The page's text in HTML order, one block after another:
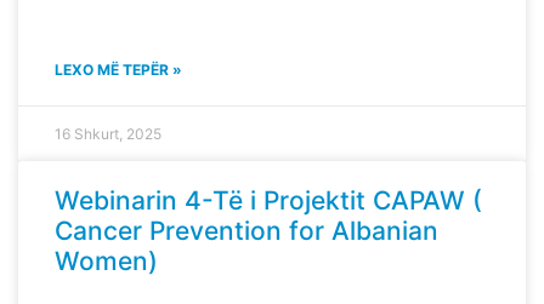
LEXO MË TEPËR »
16 Shkurt, 2025
Webinarin 4-Të i Projektit CAPAW (
Cancer Prevention for Albanian
Women)